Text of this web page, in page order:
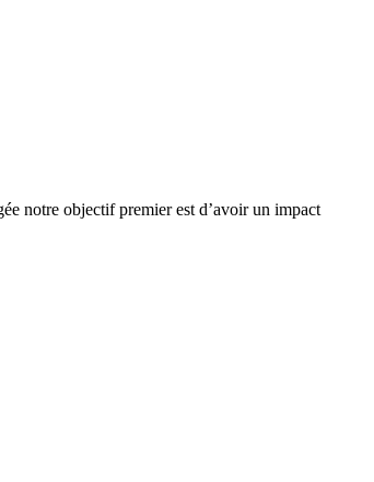
notre objectif premier est d’avoir un impact